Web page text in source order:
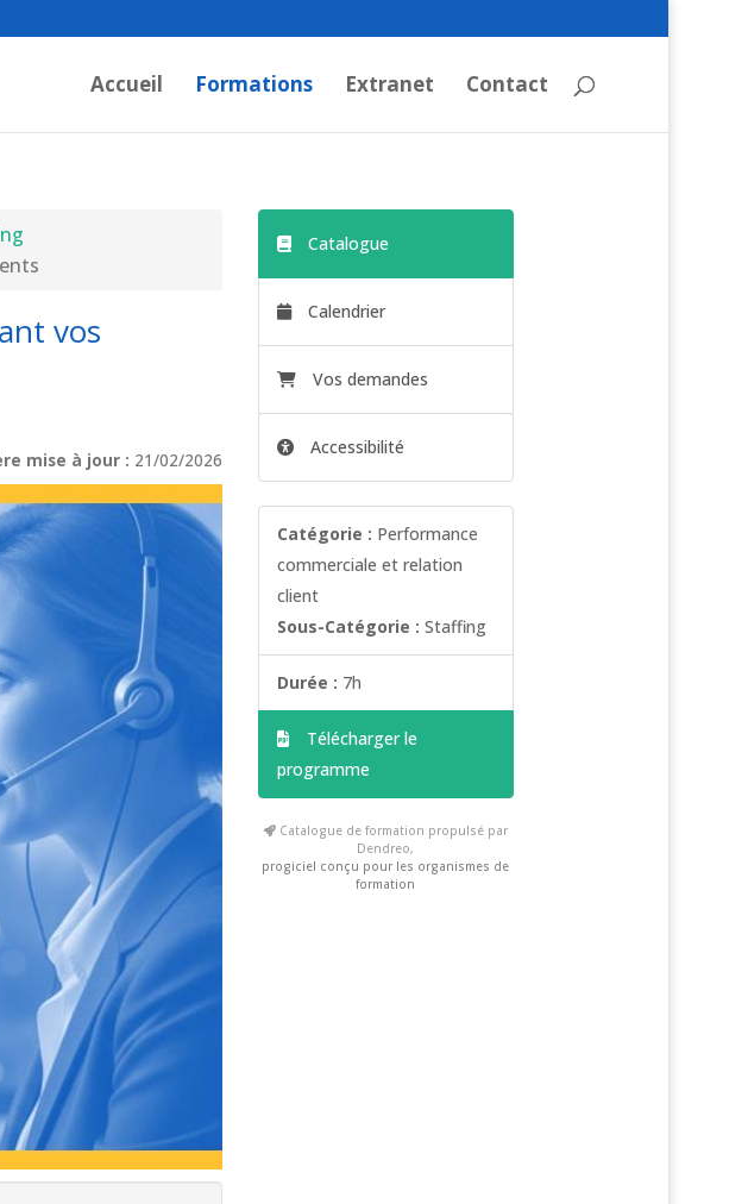
Accueil Formations Extranet Contact
vos
mise à jour : 21/02/2026
Catalogue
Calendrier
Vos demandes
Accessibilité
Catégorie : Performance
commerciale et relation
client
Sous-Catégorie : Staffing
Durée : 7h
Télécharger le
programme
Catalogue de formation propulsé par
Dendreo,
progiciel conçu pour les organismes de
formation